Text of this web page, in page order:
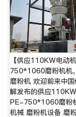
【供应110KW电动
750*1060磨粉机机
磨粉机 欢迎前来中
解发布的供应110KW
PE-750*1060磨粉
机械 磨粉机设备 磨